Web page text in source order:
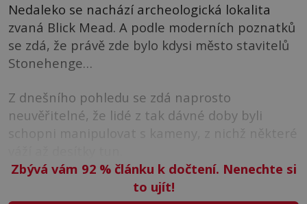
Nedaleko se nachází archeologická lokalita
zvaná Blick Mead. A podle moderních poznatků
se zdá, že právě zde bylo kdysi město stavitelů
Stonehenge…
Z dnešního pohledu se zdá naprosto
neuvěřitelné, že lidé z tak dávné doby byli
schopni manipulovat s kameny, z nichž některé
Zbývá vám 92 %článku k dočtení. Nenechte si
to ujít!